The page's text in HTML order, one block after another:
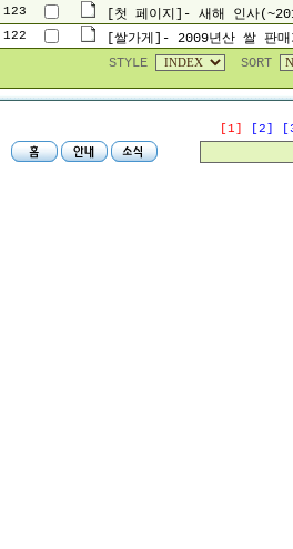
123 [첫 페이지]- 새해 인사
122
[쌀가게]- 2009년산 쌀 판
STYLE
SORT
[1] [2]